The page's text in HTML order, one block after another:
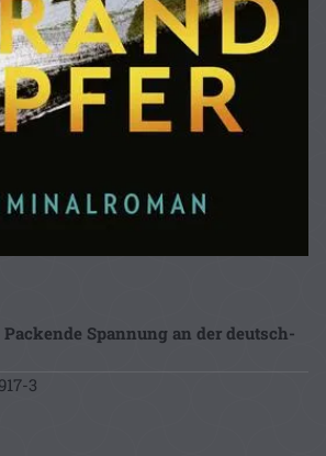
Packende Spannung an der deutsch-
3